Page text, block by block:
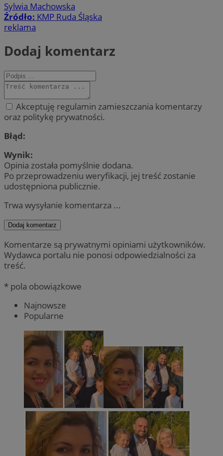
Sylwia Machowska
Źródło: KMP Ruda Śląska
reklama
Dodaj komentarz
Akceptuję regulamin zamieszczania komentarzy
oraz politykę prywatności.
Błąd:
Wynik:
Opinia została pomyślnie dodana.
Po przeprowadzeniu weryfikacji, jej treść zostanie
udostępniona publicznie.
Trwa wysyłanie komentarza ...
Dodaj komentarz
Komentarze są prywatnymi opiniami użytkowników.
Wydawca portalu nie ponosi odpowiedzialności za
treść.
* pola obowiązkowe
Najnowsze
Popularne